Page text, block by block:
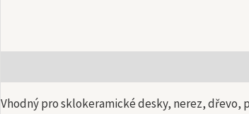
Vhodný pro sklokeramické desky, nerez,